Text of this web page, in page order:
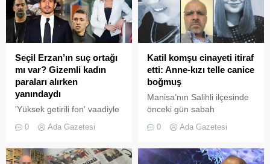
Seçil Erzan’ın suç ortağı
mı var? Gizemli kadın
paraları alırken
yanındaydı
'Yüksek getirili fon' vaadiyle
aralarında Arda Turan,
Emre Belözoğlu, Fernando
de olduğu çok sayıda kişiyi
0 Ada Gazetesi
Katil komşu cinayeti itiraf
etti: Anne-kızı telle canice
boğmuş
Manisa’nın Salihli ilçesinde
önceki gün sabah
saatlerinde kan donduran
bir olay yaşandı.
Sokak’taki apartmanın
0 Ada Gazetesi